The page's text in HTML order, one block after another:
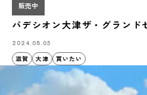
販売中
パデシオン大津ザ・グランド
2024.08.05
滋賀
大津 買いたい